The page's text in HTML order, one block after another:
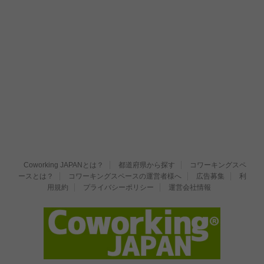
Coworking JAPANとは？ 都道府県から探す
コワーキングスペ
ースとは？
コワーキングスペースの運営者様へ 広告募集
利
用規約
プライバシーポリシー 運営会社情報